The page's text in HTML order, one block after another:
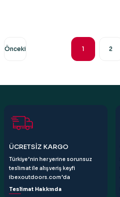
1 2
ÜCRETSİZ KARGO
Türkiye’nin her yerine sorunsuz
teslimat ile alışveriş keyfi
ibexoutdoors.com’da
Teslimat Hakkında